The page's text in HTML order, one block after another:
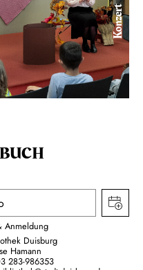
Konzert
Anmeldung
Duisburg
Hamann
283-986353